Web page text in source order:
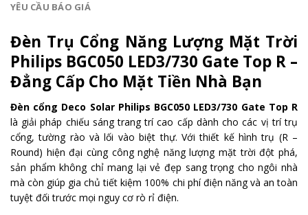
YÊU CẦU BÁO GIÁ
Đèn Trụ Cổng Năng Lượng Mặt Trời
Philips BGC050 LED3/730 Gate Top R –
Đẳng Cấp Cho Mặt Tiền Nhà Bạn
Đèn cổng Deco Solar Philips BGC050 LED3/730 Gate Top R
là giải pháp chiếu sáng trang trí cao cấp dành cho các vị trí trụ
cổng, tường rào và lối vào biệt thự. Với thiết kế hình trụ (R –
Round) hiện đại cùng công nghệ năng lượng mặt trời đột phá,
sản phẩm không chỉ mang lại vẻ đẹp sang trọng cho ngôi nhà
mà còn giúp gia chủ tiết kiệm 100% chi phí điện năng và an toàn
tuyệt đối trước mọi nguy cơ rò rỉ điện.